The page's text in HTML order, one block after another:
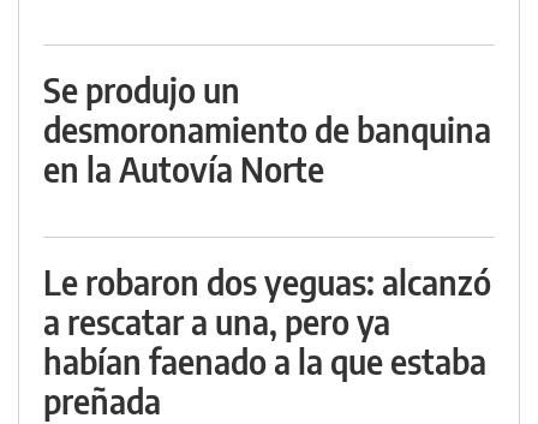
Se produjo un
desmoronamiento de banquina
en la Autovía Norte
Le robaron dos yeguas: alcanzó
a rescatar a una, pero ya
habían faenado a la que estaba
preñada